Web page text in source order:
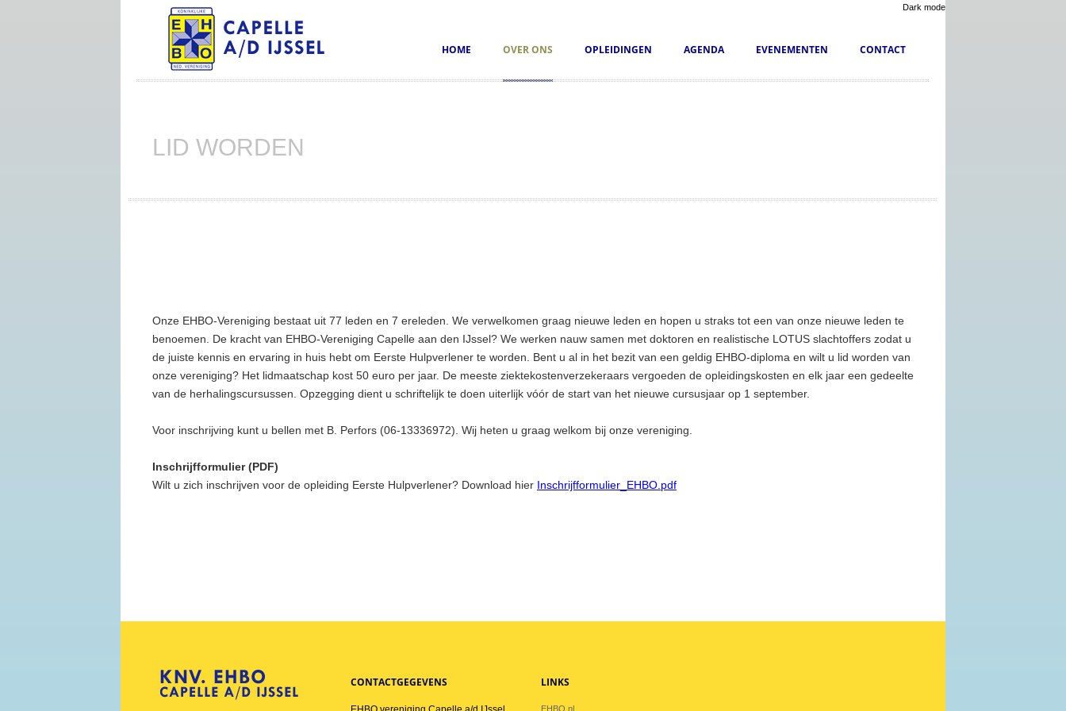
HOME OVER ONS OPLEIDINGEN AGENDA EVENEMENTEN CONTACT
Dark mode
LID WORDEN
Onze EHBO-Vereniging bestaat uit 77 leden en 7 ereleden. We verwelkomen graag nieuwe leden en hopen u straks tot een van onze nieuwe leden te
benoemen. De kracht van EHBO-Vereniging Capelle aan den IJssel? We werken nauw samen met doktoren en realistische LOTUS slachtoffers zodat u
de juiste kennis en ervaring in huis hebt om Eerste Hulpverlener te worden. Bent u al in het bezit van een geldig EHBO-diploma en wilt u lid worden van
onze vereniging? Het lidmaatschap kost 50 euro per jaar. De meeste ziektekostenverzekeraars vergoeden de opleidingskosten en elk jaar een gedeelte
van de herhalingscursussen. Opzegging dient u schriftelijk te doen uiterlijk vóór de start van het nieuwe cursusjaar op 1 september.
Voor inschrijving kunt u bellen met B. Perfors (06-13336972). Wij heten u graag welkom bij onze vereniging.
Inschrijfformulier (PDF)
Wilt u zich inschrijven voor de opleiding Eerste Hulpverlener? Download hier Inschrijfformulier_EHBO.pdf
CONTACTGEGEVENS LINKS
EHBO.nl